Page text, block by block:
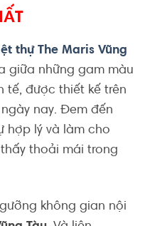
thự The Maris Vũng
giữa những gam màu
tế, được thiết kế trên
nay. Đem đến
hợp lý và làm cho
thoải mái trong
không gian nội